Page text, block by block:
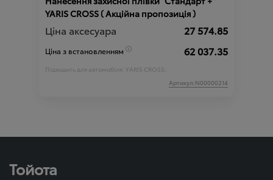
YARIS CROSS ( Акційна пропозиція )
Ціна аксесуара 27 574.85
Ціна з встановленням 62 037.35
Підходить для автомобіля :YARIS CROSS;
Артикул:N00000214
Тойота